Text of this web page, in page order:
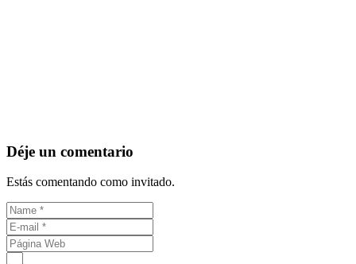
Déje un comentario
Estás comentando como invitado.